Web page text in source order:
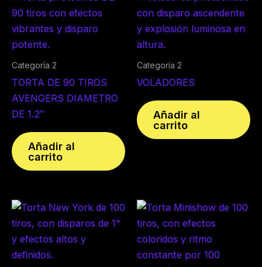
Categoría 2
TORTA DE 90 TIROS
AVENGERS DIAMETRO
DE 1.2″
Añadir al
carrito
Categoría 2
VOLADORES
Añadir al
carrito